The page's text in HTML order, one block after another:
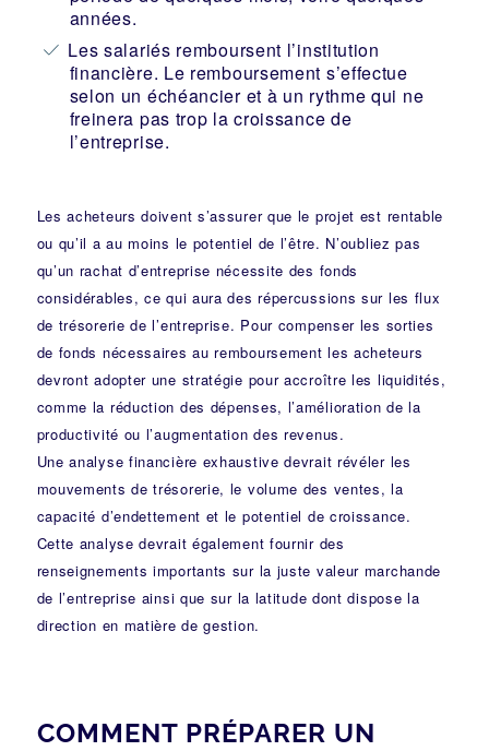
années.
Les salariés remboursent l’institution
financière. Le remboursement s’effectue
selon un échéancier et à un rythme qui ne
freinera pas trop la croissance de
l’entreprise.
Les acheteurs doivent s’assurer que le projet est rentable
ou qu’il a au moins le potentiel de l’être. N’oubliez pas
qu’un rachat d’entreprise nécessite des fonds
considérables, ce qui aura des répercussions sur les flux
de trésorerie de l’entreprise. Pour compenser les sorties
de fonds nécessaires au remboursement les acheteurs
devront adopter une stratégie pour accroître les liquidités,
comme la réduction des dépenses, l’amélioration de la
productivité ou l’augmentation des revenus.
Une analyse financière exhaustive devrait révéler les
mouvements de trésorerie, le volume des ventes, la
capacité d’endettement et le potentiel de croissance.
Cette analyse devrait également fournir des
renseignements importants sur la juste valeur marchande
de l’entreprise ainsi que sur la latitude dont dispose la
direction en matière de gestion.
COMMENT PRÉPARER UN